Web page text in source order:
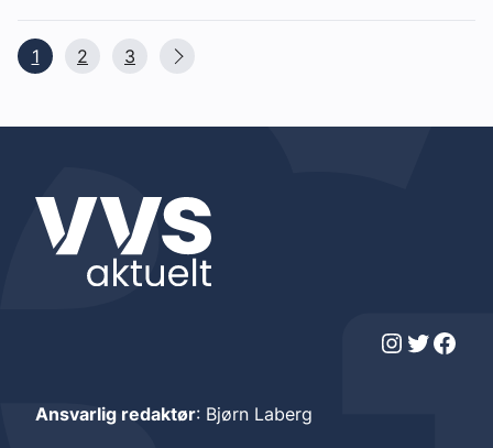
1 2 3
Instagram Twitter Facebook
Ansvarlig redaktør: Bjørn Laberg